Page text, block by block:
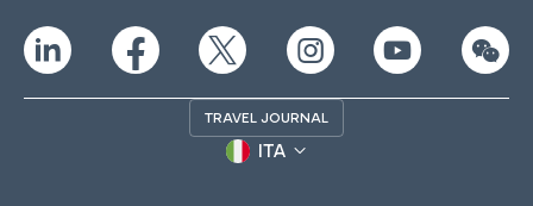
TRAVEL JOURNAL
ITA